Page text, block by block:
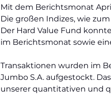
Mit dem Berichtsmonat
Die großen Indizes, wie
Der Hard Value Fund
im Berichtsmonat sowie
Transaktionen wurden im
Jumbo S.A. aufgestockt.
unserer quantitativen und